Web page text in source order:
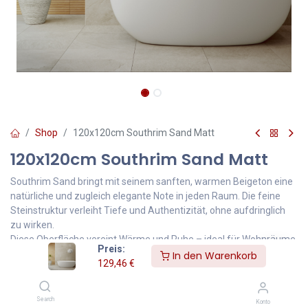
Preis:
129,46 €
In den Warenkorb
Search Konto
Shop 120x120cm Southrim Sand Matt
120x120cm Southrim Sand Matt
Southrim Sand bringt mit seinem sanften, warmen Beigeton eine
natürliche und zugleich elegante Note in jeden Raum. Die feine
Steinstruktur verleiht Tiefe und Authentizität, ohne aufdringlich
zu wirken.
Diese Oberfläche vereint Wärme und Ruhe – ideal für Wohnräume,
Bäder oder stilvolle Geschäftsräume, die ein harmonisches und
einladendes Ambiente ausstrahlen sollen.
Southrim Sand steht für moderne Natürlichkeit, zeitloses Design
und hohe Widerstandsfähigkeit – perfekt für anspruchsvolle